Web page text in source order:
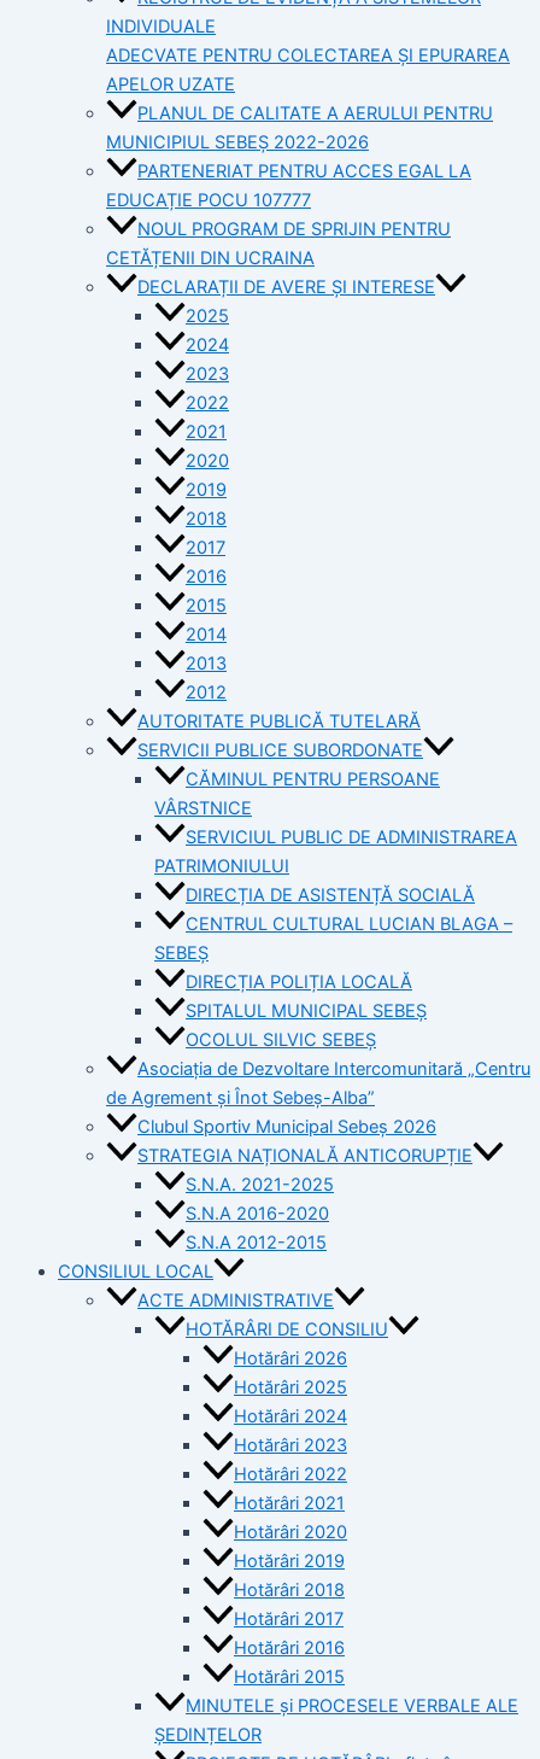
INDIVIDUALE
ADECVATE PENTRU COLECTAREA ȘI EPURAREA
APELOR UZATE
PLANUL DE CALITATE A AERULUI PENTRU
MUNICIPIUL SEBEȘ 2022-2026
PARTENERIAT PENTRU ACCES EGAL LA
EDUCAȚIE POCU 107777
NOUL PROGRAM DE SPRIJIN PENTRU
CETĂȚENII DIN UCRAINA
DECLARAȚII DE AVERE ȘI INTERESE
2025
2024
2023
2022
2021
2020
2019
2018
2017
2016
2015
2014
2013
2012
AUTORITATE PUBLICĂ TUTELARĂ
SERVICII PUBLICE SUBORDONATE
CĂMINUL PENTRU PERSOANE
VÂRSTNICE
SERVICIUL PUBLIC DE ADMINISTRAREA
PATRIMONIULUI
DIRECȚIA DE ASISTENȚĂ SOCIALĂ
CENTRUL CULTURAL LUCIAN BLAGA –
SEBEȘ
DIRECȚIA POLIȚIA LOCALĂ
SPITALUL MUNICIPAL SEBEȘ
OCOLUL SILVIC SEBEȘ
Asociația de Dezvoltare Intercomunitară „Centru
de Agrement și Înot Sebeș-Alba”
Clubul Sportiv Municipal Sebeș 2026
STRATEGIA NAȚIONALĂ ANTICORUPȚIE
S.N.A. 2021-2025
S.N.A 2016-2020
S.N.A 2012-2015
CONSILIUL LOCAL
ACTE ADMINISTRATIVE
HOTĂRÂRI DE CONSILIU
Hotărâri 2026
Hotărâri 2025
Hotărâri 2024
Hotărâri 2023
Hotărâri 2022
Hotărâri 2021
Hotărâri 2020
Hotărâri 2019
Hotărâri 2018
Hotărâri 2017
Hotărâri 2016
Hotărâri 2015
MINUTELE și PROCESELE VERBALE ALE
ȘEDINȚELOR